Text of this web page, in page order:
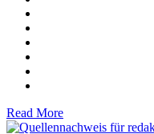
Read More